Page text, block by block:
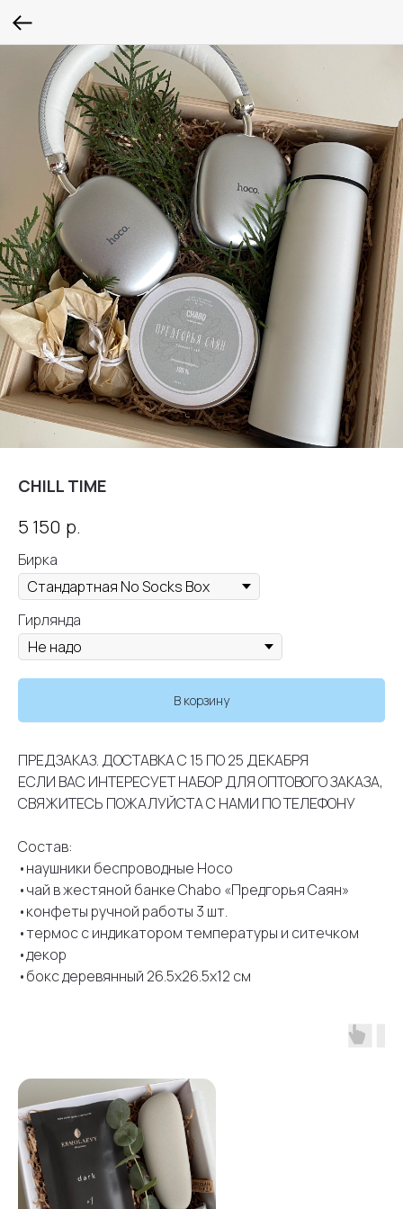
CHILL TIME
5 150 р.
Бирка
Гирлянда
В корзину
ПРЕДЗАКАЗ. ДОСТАВКА С 15 ПО 25 ДЕКАБРЯ
ЕСЛИ ВАС ИНТЕРЕСУЕТ НАБОР ДЛЯ ОПТОВОГО ЗАКАЗА,
СВЯЖИТЕСЬ ПОЖАЛУЙСТА С НАМИ ПО ТЕЛЕФОНУ
Состав:
•наушники беспроводные Hoco
•чай в жестяной банке Chabo «Предгорья Саян»
•конфеты ручной работы 3 шт.
•термос с индикатором температуры и ситечком
•декор
•бокс деревянный 26.5х26.5х12 см